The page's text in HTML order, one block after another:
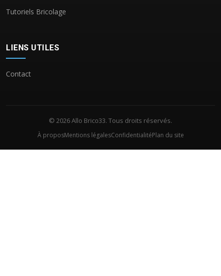
Tutoriels Bricolage
LIENS UTILES
Contact
© 2026 Allo Brico33. Tous droits réservés.
À proposMentions légalesConfidentialitéPlan du site